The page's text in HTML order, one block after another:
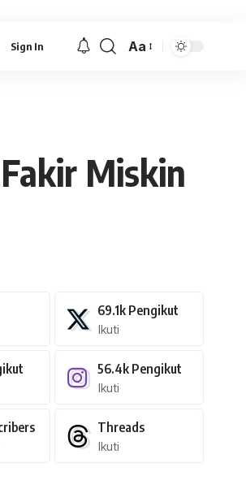
Sign In
Font
Aa
Miskin
69.1k Pengikut
Ikuti
56.4k Pengikut
Ikuti
Threads
Ikuti